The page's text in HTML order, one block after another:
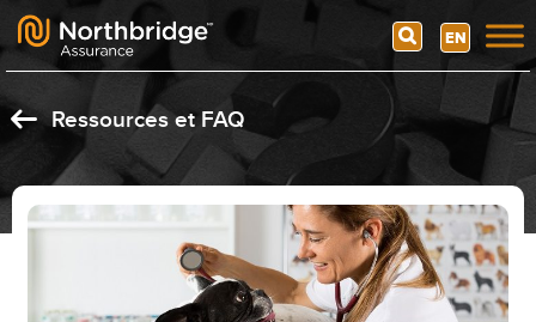
Skip to content
Search EN
Ressources et FAQ